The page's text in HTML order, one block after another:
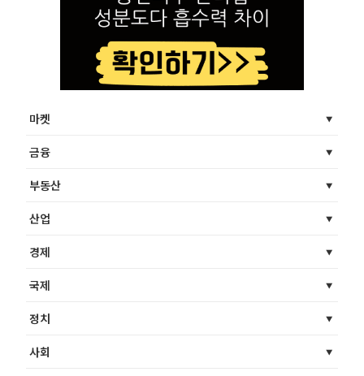
마켓
금융
부동산
산업
경제
국제
정치
사회